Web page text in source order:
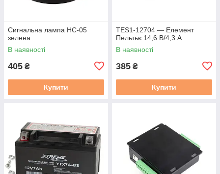
Сигнальна лампа HC-05
зелена
В наявності
405 ₴
Купити
TES1-12704 — Елемент
Пельтьє 14,6 В/4,3 А
В наявності
385 ₴
Купити